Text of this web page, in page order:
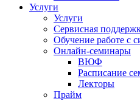
Услуги
Услуги
Сервисная
Обучение работе с
Онлайн-семинары
ВЮФ
Расписание
Лекторы
Прайм